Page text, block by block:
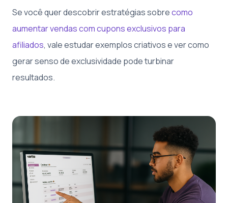
Se você quer descobrir estratégias sobrecomo
aumentar vendas com cupons exclusivos para
afiliados, vale estudar exemplos criativos e ver como
gerar senso de exclusividade pode turbinar
resultados.